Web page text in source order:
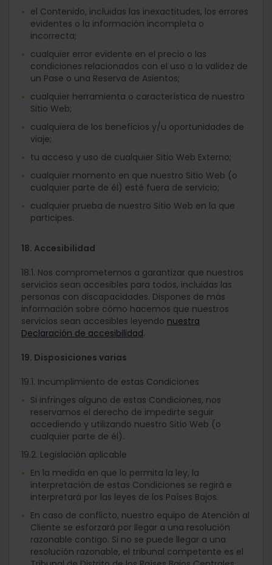
el Contenido, incluidas las inexactitudes, los errores
evidentes o la información incompleta o
incorrecta;
cualquier error evidente en el precio o las
condiciones relacionados con el uso o la validez de
un Pase o una Reserva de Asientos;
cualquier herramienta o característica de nuestro
Sitio Web;
cualquiera de los beneficios y/u oportunidades de
viaje;
tu acceso y uso de cualquier Sitio Web Externo;
cualquier momento en que nuestro Sitio Web (o
cualquier parte de él) esté fuera de servicio;
cualquier prueba de nuestro Sitio Web en la que
participes.
18. Accesibilidad
18.1. Nos comprometemos a garantizar que nuestros
servicios sean accesibles para todos, incluidas las
personas con discapacidades. Dispones de más
información sobre cómo hacemos que nuestros
servicios sean accesibles leyendo nuestra
Declaración de accesibilidad.
19. Disposiciones varias
19.1. Incumplimiento de estas Condiciones
Si infringes alguno de estas Condiciones, nos
reservamos el derecho de impedirte seguir
accediendo y utilizando nuestro Sitio Web (o
cualquier parte de él).
19.2. Legislación aplicable
En la medida en que lo permita la ley, la
interpretación de estas Condiciones se regirá e
interpretará por las leyes de los Países Bajos.
En caso de conflicto, nuestro equipo de Atención al
Cliente se esforzará por llegar a una resolución
razonable contigo. Si no se puede llegar a una
resolución razonable, el tribunal competente es el